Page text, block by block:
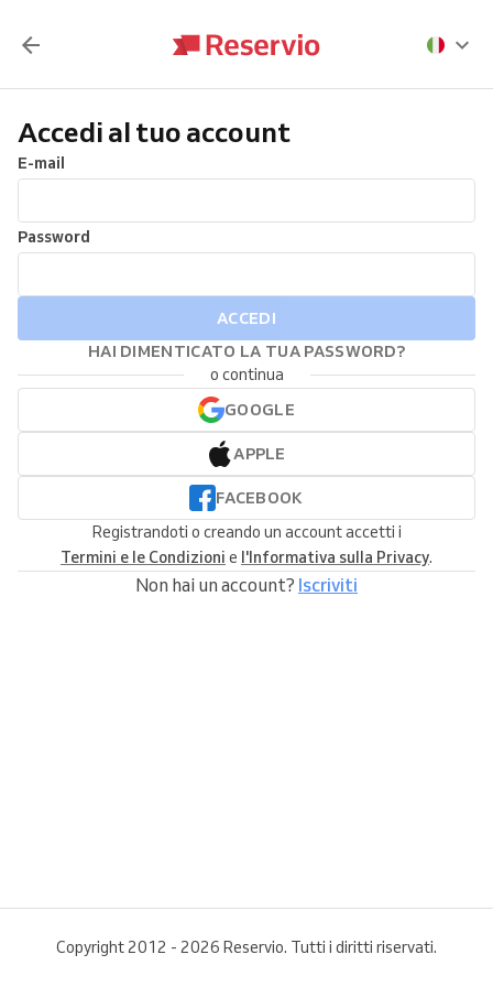
Accedi al tuo account
E-mail
Password
ACCEDI
HAI DIMENTICATO LA TUA PASSWORD?
o continua
GOOGLE
APPLE
FACEBOOK
Registrandoti o creando un account accetti i
Termini e le Condizioni e l'Informativa sulla Privacy.
Non hai un account? Iscriviti
Copyright 2012 - 2026 Reservio. Tutti i diritti riservati.